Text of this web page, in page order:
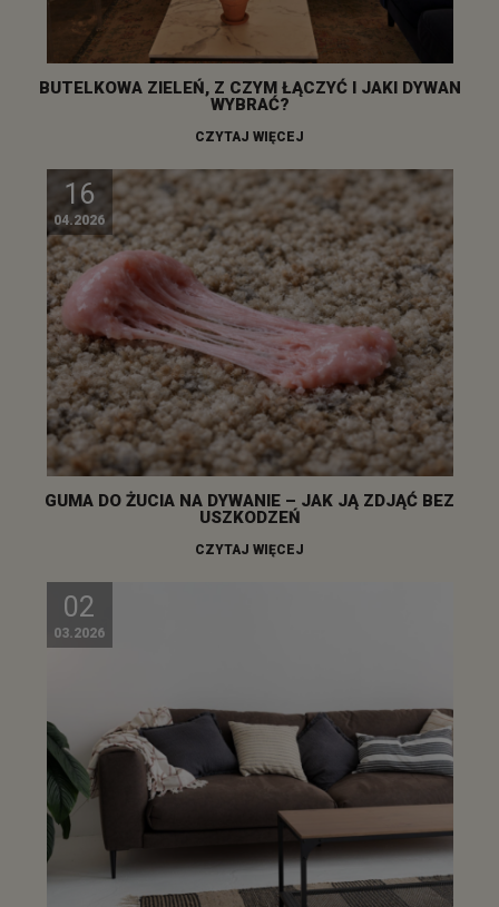
BUTELKOWA ZIELEŃ, Z CZYM ŁĄCZYĆ I JAKI DYWAN
WYBRAĆ?
CZYTAJ WIĘCEJ
16
04.2026
GUMA DO ŻUCIA NA DYWANIE – JAK JĄ ZDJĄĆ BEZ
USZKODZEŃ
CZYTAJ WIĘCEJ
02
03.2026